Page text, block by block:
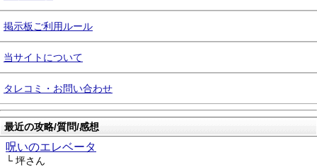
掲示板ご利用ルール
当サイトについて
タレコミ・お問い合わせ
最近の攻略/質問/感想
呪いのエレベータ
└ 坪さん